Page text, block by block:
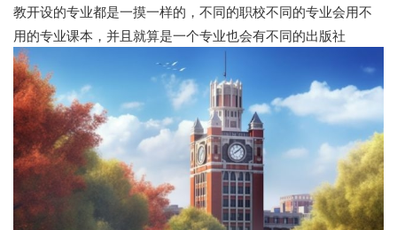
教开设的专业都是一摸一样的，不同的职校不同的专业会用不
用的专业课本，并且就算是一个专业也会有不同的出版社